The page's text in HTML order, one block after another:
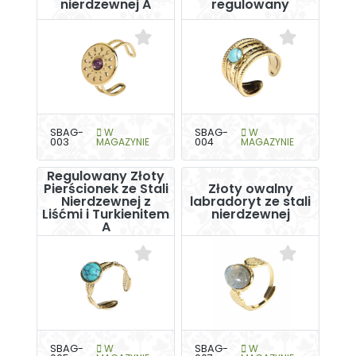
nierdzewnej A
SBAG-
003
W
MAGAZYNIE
regulowany
SBAG-
004
W
MAGAZYNIE
Regulowany Złoty
Pierścionek ze Stali
Nierdzewnej z
Liśćmi i Turkienitem
A
SBAG- W
Złoty owalny
labradoryt ze stali
nierdzewnej
SBAG- W